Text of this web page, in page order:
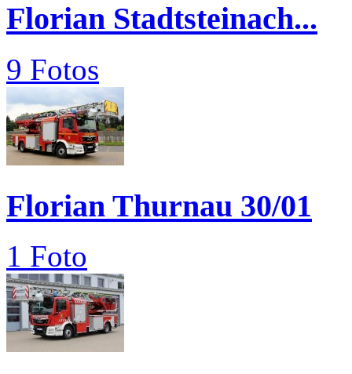
Florian Stadtsteinach...
9 Fotos
Florian Thurnau 30/01
1 Foto